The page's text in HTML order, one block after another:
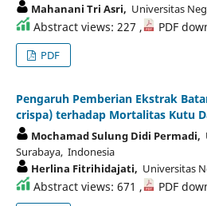
Mahanani Tri Asri, Universitas
Abstract views: 227 , PDF
PDF
Pengaruh Pemberian Ekstrak
crispa) terhadap Mortalitas Kutu
Mochamad Sulung Didi Permadi,
Surabaya, Indonesia
Herlina Fitrihidajati, Universitas
Abstract views: 671 , PDF